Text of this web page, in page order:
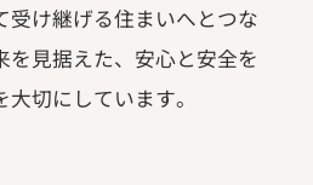
受け継げる住まいへとつな
を見据えた、安心と安全を
切にしています。